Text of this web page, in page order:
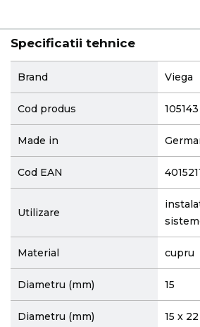
Specificatii tehnice
Brand Viega
Cod produs 105143
Made in
Cod EAN
Utilizare
Material cupru
Diametru (mm) 15
Diametru (mm) 15 x 22